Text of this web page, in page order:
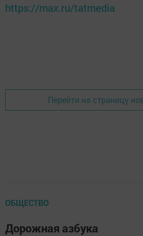
https://max.ru/tatmedia
Перейти на страницу
ОБЩЕСТВО
Дорожная азбука